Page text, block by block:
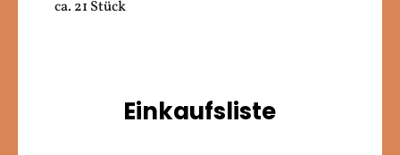
ca. 21 Stück
Einkaufsliste